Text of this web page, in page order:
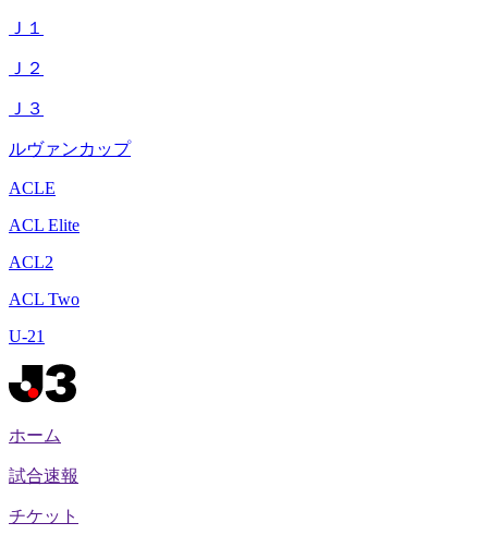
Ｊ１
Ｊ２
Ｊ３
ルヴァンカップ
ACLE
ACL Elite
ACL2
ACL Two
U-21
ホーム
試合速報
チケット